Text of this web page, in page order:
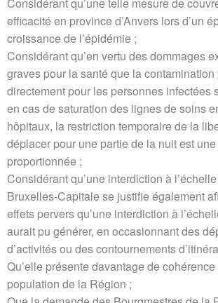
Considérant qu’une telle mesure de
efficacité en province d’Anvers lors d’un
croissance de l’épidémie ;
Considérant qu’en vertu des dommages
graves pour la santé que la
directement pour les personnes infectées
en cas de saturation des lignes de soins
hôpitaux, la restriction temporaire de la
déplacer pour une partie de la nuit est
proportionnée ;
Considérant qu’une interdiction à
Bruxelles-Capitale se justifie également
effets pervers qu’une interdiction à
aurait pu générer, en occasionnant des
d’activités ou des contournements
Qu’elle présente davantage de
population de la Région ;